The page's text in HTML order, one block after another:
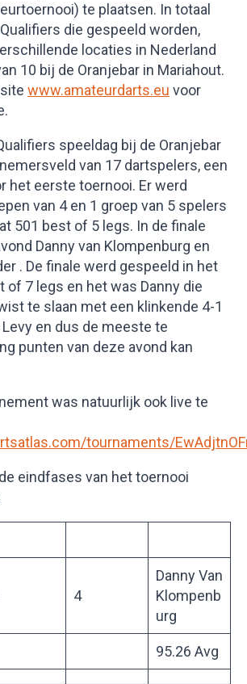
te plaatsen. In totaal
die gespeeld worden,
locaties in Nederland
10 bij de Oranjebar in Mariahout.
www.amateurdarts.eu voor
speeldag bij de Oranjebar
van 17 dartspelers, een
het eerste toernooi. Er werd
van 4 en 1 groep van 5 spelers
501 best of 5 legs. In de finale
Danny van Klompenburg en
. De finale werd gespeeld in het
of 7 legs en het was Danny die
te slaan met een klinkende 4-1
en dus de meeste te
punten van deze avond kan
was natuurlijk ook live te
tournaments/
eindfases van het toernooi
4
Danny Van
Klompenb
urg
95.26 Avg